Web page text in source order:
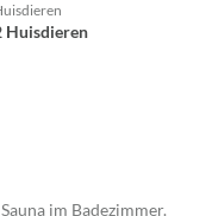
Huisdieren
im Badezimmer.